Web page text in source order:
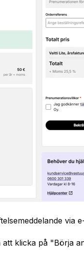
via
klicka på "Börja